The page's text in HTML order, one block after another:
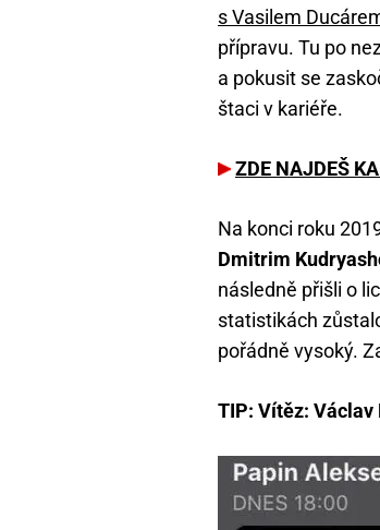
s Vasilem
přípravu. Tu po
a pokusit se
štaci v kariéře.
ZDE NAJDEŠ
Na konci roku
Dmitrim
následně přišli o
statistikách
pořádně vysoký.
TIP: Vítěz: Václav